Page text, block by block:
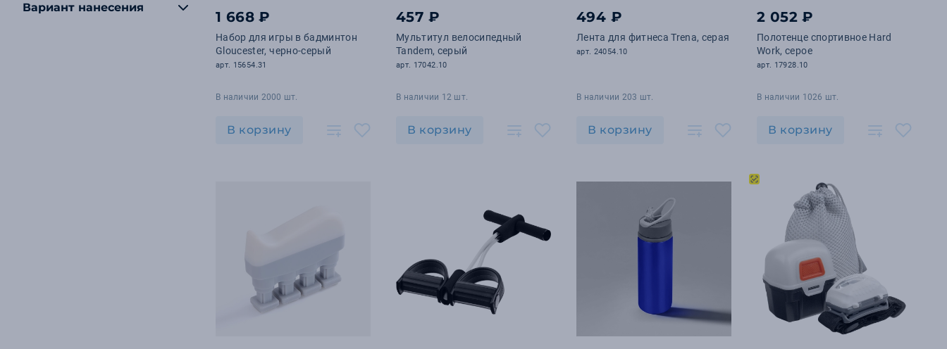
Вариант нанесения
1 668 ₽
Набор для игры в бадминтон
Gloucester, черно-серый
арт. 15654.31
В наличии 2000 шт.
В корзину
457 ₽
Мультитул велосипедный
Tandem, серый
арт. 17042.10
В наличии 12 шт.
В корзину
494 ₽
Лента для фитнеса Trena, серая
арт. 24054.10
В наличии 203 шт.
В корзину
2 052 ₽
Полотенце спортивное Hard
Work, серое
арт. 17928.10
В наличии 1026 шт.
В корзину